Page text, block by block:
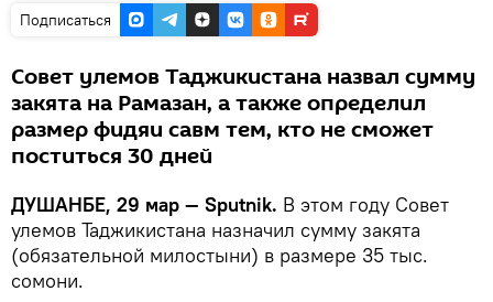
Подписаться
Совет улемов Таджикистана назвал сумму
закята на Рамазан, а также определил
размер фидяи савм тем, кто не сможет
поститься 30 дней
ДУШАНБЕ, 29 мар — Sputnik. В этом году Совет
улемов Таджикистана назначил сумму закята
(обязательной милостыни) в размере 35 тыс.
сомони.